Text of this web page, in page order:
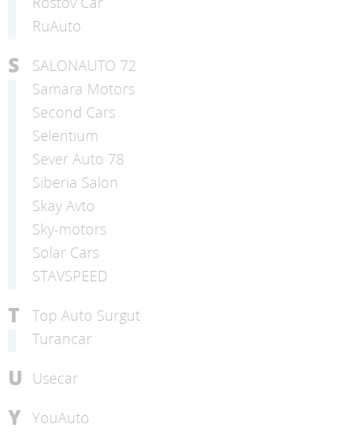
RuAuto
S
SALONAUTO 72
Samara Motors
Second Cars
Selentium
Sever Auto 78
Siberia Salon
Skay Avto
Sky-motors
Solar Cars
STAVSPEED
T
Top Auto Surgut
Turancar
U Usecar
Y YouAuto